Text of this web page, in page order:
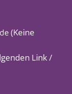
(Keine
Link /